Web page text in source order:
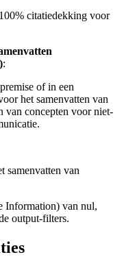
citatiedekking voor
:
of in een
het samenvatten van
van concepten voor niet-
samenvatten van
Information) van nul,
output-filters.